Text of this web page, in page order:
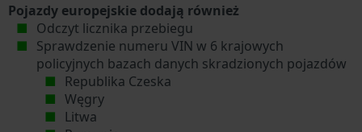
Pojazdy europejskie dodają również
Odczyt licznika przebiegu
Sprawdzenie numeru VIN w 6 krajowych
policyjnych bazach danych skradzionych pojazdów
Republika Czeska
Węgry
Litwa